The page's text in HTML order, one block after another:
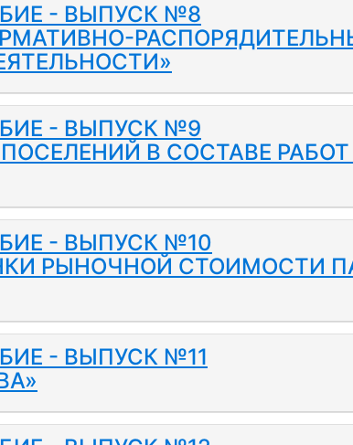
- ВЫПУСК №8
- ВЫПУСК №9
В СОСТАВЕ
- ВЫПУСК №10
РЫНОЧНОЙ СТОИМОСТИ
- ВЫПУСК №11